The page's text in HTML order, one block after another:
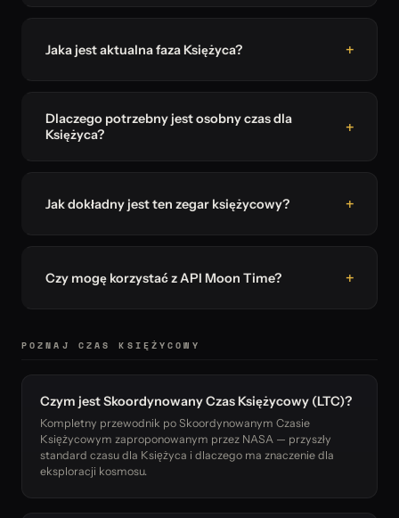
Jaka jest aktualna faza Księżyca?
Dlaczego potrzebny jest osobny czas dla
Księżyca?
Jak dokładny jest ten zegar księżycowy?
Czy mogę korzystać z API Moon Time?
POZNAJ CZAS KSIĘŻYCOWY
Czym jest Skoordynowany Czas Księżycowy (LTC)?
Kompletny przewodnik po Skoordynowanym Czasie
Księżycowym zaproponowanym przez NASA — przyszły
standard czasu dla Księżyca i dlaczego ma znaczenie dla
eksploracji kosmosu.